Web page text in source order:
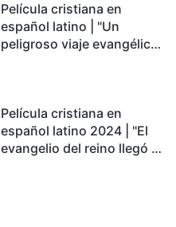
conmovedor
Película cristiana en
español latino | "Un
peligroso viaje evangélico"
Película cristiana en
español latino 2024 | "El
evangelio del reino llegó a